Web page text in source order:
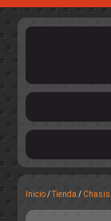
Inicio/Tienda / Chasis